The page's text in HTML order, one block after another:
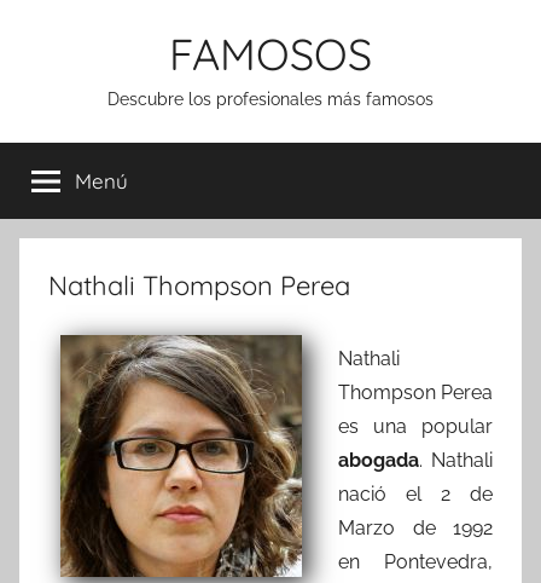
FAMOSOS
Descubre los profesionales más famosos
Menú
Nathali Thompson Perea
Nathali
Thompson Perea
es una popular
abogada. Nathali
nació el 2 de
Marzo de 1992
en Pontevedra,